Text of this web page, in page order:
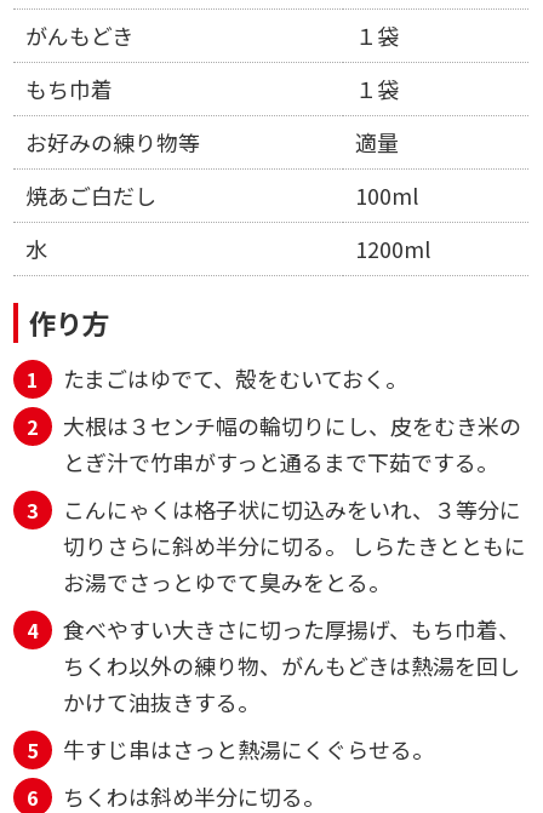
がんもどき
１袋
もち巾着
１袋
お好みの練り物等
適量
焼あご白だし
100ml
水
1200ml
作り方
たまごはゆでて、殻をむいておく。
大根は３センチ幅の輪切りにし、皮をむき米の
とぎ汁で竹串がすっと通るまで下茹でする。
こんにゃくは格子状に切込みをいれ、３等分に
切りさらに斜め半分に切る。 しらたきとともに
お湯でさっとゆでて臭みをとる。
食べやすい大きさに切った厚揚げ、もち巾着、
ちくわ以外の練り物、がんもどきは熱湯を回し
かけて油抜きする。
牛すじ串はさっと熱湯にくぐらせる。
ちくわは斜め半分に切る。